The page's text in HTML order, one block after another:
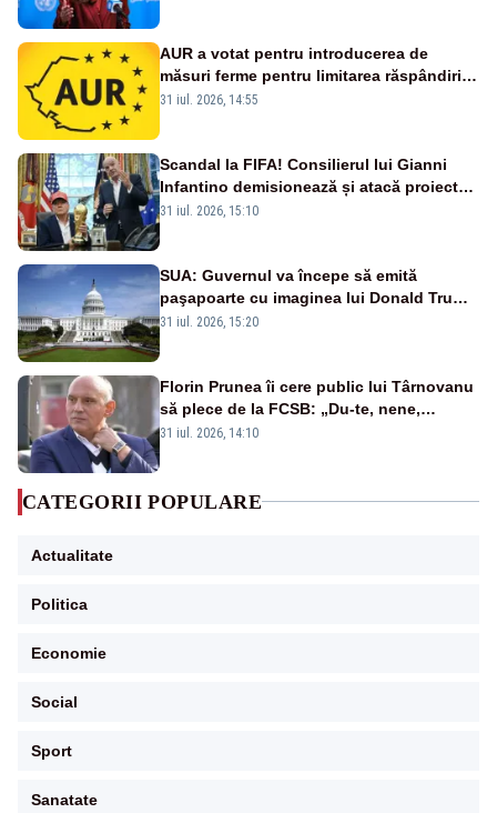
AUR a votat pentru introducerea de
măsuri ferme pentru limitarea răspândirii
virusului pestei porcine africane
31 iul. 2026, 14:55
Scandal la FIFA! Consilierul lui Gianni
Infantino demisionează și atacă proiectul
privind investitorii străini
31 iul. 2026, 15:10
SUA: Guvernul va începe să emită
paşapoarte cu imaginea lui Donald Trump
începând cu 8 august
31 iul. 2026, 15:20
Florin Prunea îi cere public lui Târnovanu
să plece de la FCSB: „Du-te, nene,
învârtindu-te!”
31 iul. 2026, 14:10
CATEGORII POPULARE
Actualitate
Politica
Economie
Social
Sport
Sanatate